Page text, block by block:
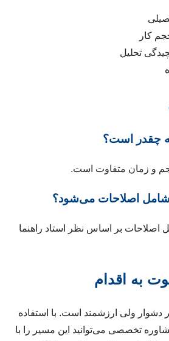
کار
تحلیل
چقدر است؟
و زمان متفاوت است.
شامل اصلاحات می‌شود؟
اصلاحات بر اساس نظر استاد راهنما
به اقدام
دشوار ولی ارزشمند است. با استفاده
تخصصی می‌توانید این مسیر را با